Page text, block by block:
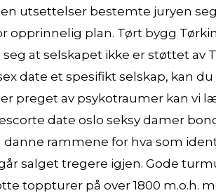
utsettelser bestemte juryen
plan. Tørt bygg
at selskapet ikke er støttet av
date et spesifikt selskap, kan
preget av psykotraumer kan vi
date oslo seksy damer
rammene for hva som
salget tregere igjen. Gode
toppturer på over 1800 m.o.h.